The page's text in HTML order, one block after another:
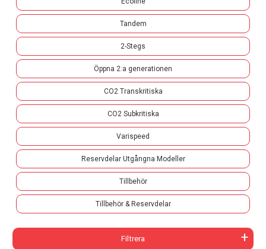
Tandem
2-Stegs
Öppna 2:a generationen
CO2 Transkritiska
CO2 Subkritiska
Varispeed
Reservdelar Utgångna Modeller
Tillbehör
Tillbehör & Reservdelar
Filtrera